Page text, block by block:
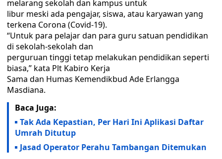
melarang sekolah dan kampus untuk
libur meski ada pengajar, siswa, atau karyawan yang
terkena Corona (Covid-19).
“Untuk para pelajar dan para guru satuan pendidikan
di sekolah-sekolah dan
perguruan tinggi tetap melakukan pendidikan seperti
biasa,” kata Plt Kabiro Kerja
Sama dan Humas Kemendikbud Ade Erlangga
Masdiana.
Baca Juga:
Tak Ada Kepastian, Per Hari Ini Aplikasi Daftar
Umrah Ditutup
Jasad Operator Perahu Tambangan Ditemukan